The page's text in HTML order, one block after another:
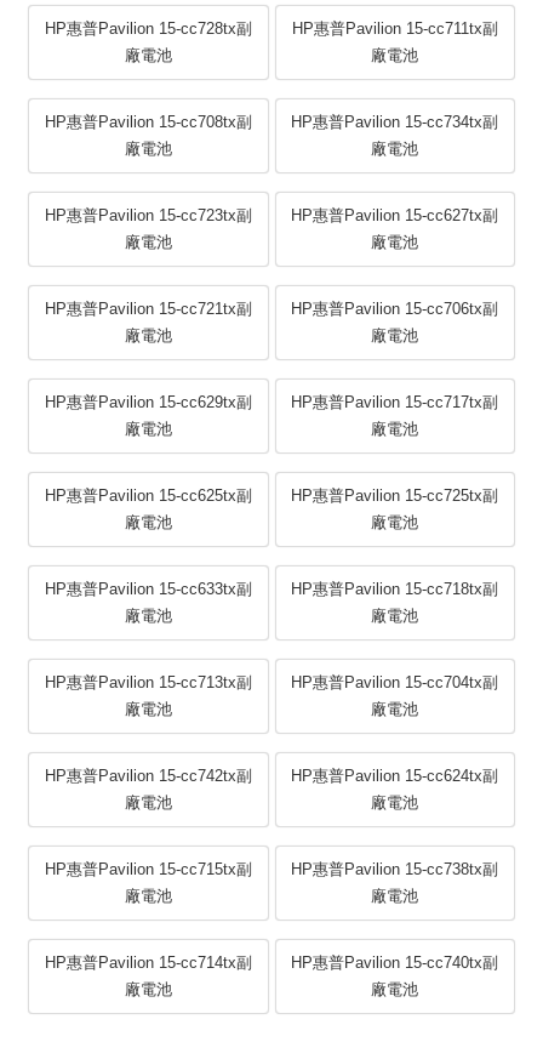
HP惠普Pavilion 15-cc728tx副
廠電池
HP惠普Pavilion 15-cc711tx副
廠電池
HP惠普Pavilion 15-cc708tx副
廠電池
HP惠普Pavilion 15-cc734tx副
廠電池
HP惠普Pavilion 15-cc723tx副
廠電池
HP惠普Pavilion 15-cc627tx副
廠電池
HP惠普Pavilion 15-cc721tx副
廠電池
HP惠普Pavilion 15-cc706tx副
廠電池
HP惠普Pavilion 15-cc629tx副
廠電池
HP惠普Pavilion 15-cc717tx副
廠電池
HP惠普Pavilion 15-cc625tx副
廠電池
HP惠普Pavilion 15-cc725tx副
廠電池
HP惠普Pavilion 15-cc633tx副
廠電池
HP惠普Pavilion 15-cc718tx副
廠電池
HP惠普Pavilion 15-cc713tx副
廠電池
HP惠普Pavilion 15-cc704tx副
廠電池
HP惠普Pavilion 15-cc742tx副
廠電池
HP惠普Pavilion 15-cc624tx副
廠電池
HP惠普Pavilion 15-cc715tx副
廠電池
HP惠普Pavilion 15-cc738tx副
廠電池
HP惠普Pavilion 15-cc714tx副
廠電池
HP惠普Pavilion 15-cc740tx副
廠電池